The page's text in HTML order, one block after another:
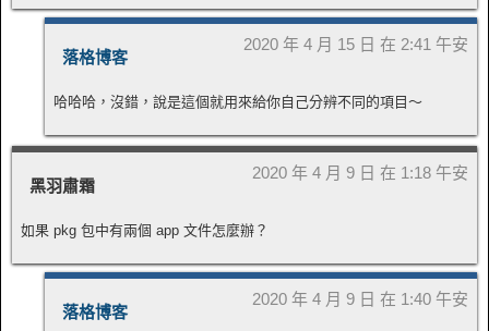
落格博客
2020 年 4 月 15 日 在 2:41 午安
哈哈哈，沒錯，說是這個就用來給你自己分辨不同的項目～
黑羽肅霜
2020 年 4 月 9 日 在 1:18 午安
如果 pkg 包中有兩個 app 文件怎麼辦？
落格博客
2020 年 4 月 9 日 在 1:40 午安